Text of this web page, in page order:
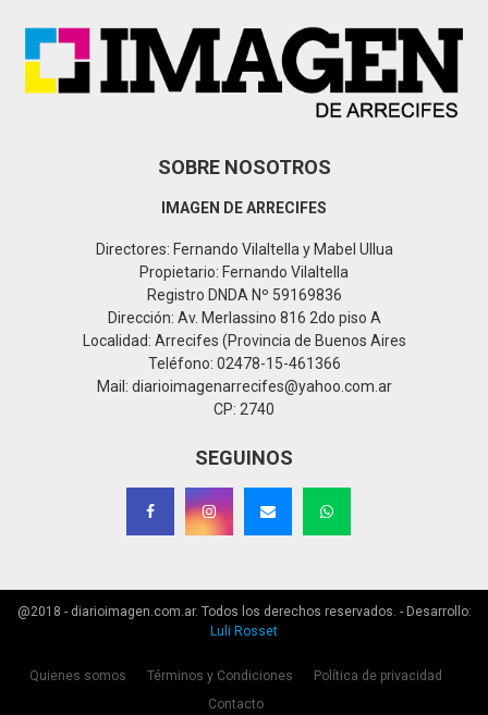
SOBRE NOSOTROS
IMAGEN DE ARRECIFES
Directores: Fernando Vilaltella y Mabel Ullua
Propietario: Fernando Vilaltella
Registro DNDA Nº 59169836
Dirección: Av. Merlassino 816 2do piso A
Localidad: Arrecifes (Provincia de Buenos Aires
Teléfono: 02478-15-461366
Mail: diarioimagenarrecifes@yahoo.com.ar
CP: 2740
SEGUINOS
@2018 - diarioimagen.com.ar. Todos los derechos reservados. - Desarrollo:
Luli Rosset
Quienes somos Términos y Condiciones
Política de privacidad
Contacto